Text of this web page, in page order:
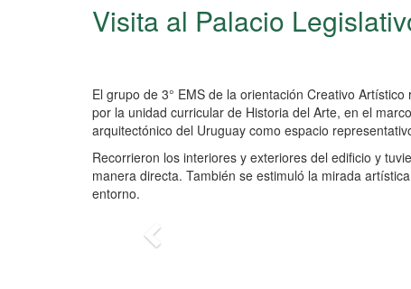
Visita al Palacio
El grupo de 3° EMS de la orientación Creativo
por la unidad curricular de Historia del Arte, en el
arquitectónico del Uruguay como espacio
Recorrieron los interiores y exteriores del edificio y
manera directa. También se estimuló la mirada
entorno.
Anterior